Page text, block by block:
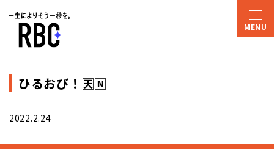
ひるおび！🈗🄽
2022.2.24